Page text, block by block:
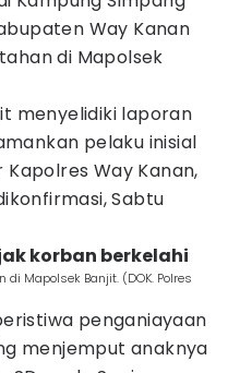
Way Kanan
di Mapolsek
menyelidiki laporan
pelaku inisial
Way Kanan,
Sabtu
korban berkelahi
Mapolsek Banjit. (DOK. Polres
penganiayaan
menjemput anaknya